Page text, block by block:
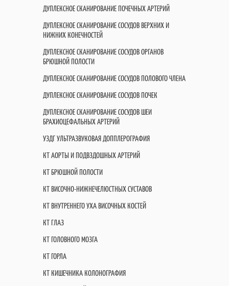
ДУПЛЕКСНОЕ СКАНИРОВАНИЕ ПОЧЕЧНЫХ АРТЕРИЙ
ДУПЛЕКСНОЕ СКАНИРОВАНИЕ СОСУДОВ ВЕРХНИХ И
НИЖНИХ КОНЕЧНОСТЕЙ
ДУПЛЕКСНОЕ СКАНИРОВАНИЕ СОСУДОВ ОРГАНОВ
БРЮШНОЙ ПОЛОСТИ
ДУПЛЕКСНОЕ СКАНИРОВАНИЕ СОСУДОВ ПОЛОВОГО ЧЛЕНА
ДУПЛЕКСНОЕ СКАНИРОВАНИЕ СОСУДОВ ПОЧЕК
ДУПЛЕКСНОЕ СКАНИРОВАНИЕ СОСУДОВ ШЕИ
БРАХИОЦЕФАЛЬНЫХ АРТЕРИЙ
УЗДГ УЛЬТРАЗВУКОВАЯ ДОППЛЕРОГРАФИЯ
КТ АОРТЫ И ПОДВЗДОШНЫХ АРТЕРИЙ
КТ БРЮШНОЙ ПОЛОСТИ
КТ ВИСОЧНО-НИЖНЕЧЕЛЮСТНЫХ СУСТАВОВ
КТ ВНУТРЕННЕГО УХА ВИСОЧНЫХ КОСТЕЙ
КТ ГЛАЗ
КТ ГОЛОВНОГО МОЗГА
КТ ГОРЛА
КТ КИШЕЧНИКА КОЛОНОГРАФИЯ